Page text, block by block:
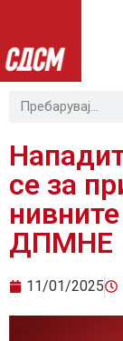
се за
ДПМНЕ
11/01/2025